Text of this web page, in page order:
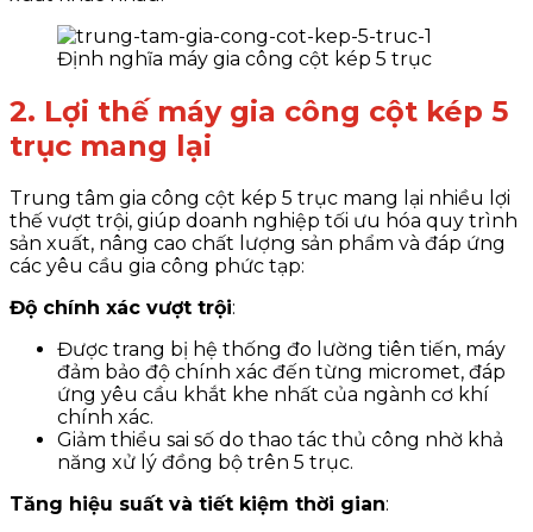
Định nghĩa máy gia công cột kép 5 trục
2. Lợi thế máy gia công cột kép 5
trục mang lại
Trung tâm gia công cột kép 5 trục mang lại nhiều lợi
thế vượt trội, giúp doanh nghiệp tối ưu hóa quy trình
sản xuất, nâng cao chất lượng sản phẩm và đáp ứng
các yêu cầu gia công phức tạp:
Độ chính xác vượt trội:
Được trang bị hệ thống đo lường tiên tiến, máy
đảm bảo độ chính xác đến từng micromet, đáp
ứng yêu cầu khắt khe nhất của ngành cơ khí
chính xác.
Giảm thiểu sai số do thao tác thủ công nhờ khả
năng xử lý đồng bộ trên 5 trục.
Tăng hiệu suất và tiết kiệm thời gian: